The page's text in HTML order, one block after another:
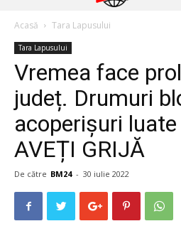
Acasă Tara Lapusului
Tara Lapusului
Vremea face
județ. Drumuri
acoperișuri
AVEȚI GRIJĂ
De către BM24 - 30 iulie 2022